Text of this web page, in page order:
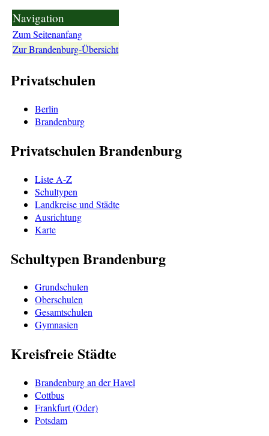
Navigation
Zum Seitenanfang
Zur Brandenburg-Übersicht
Privatschulen
Berlin
Brandenburg
Privatschulen Brandenburg
Liste A-Z
Schultypen
Landkreise und Städte
Ausrichtung
Karte
Schultypen Brandenburg
Grundschulen
Oberschulen
Gesamtschulen
Gymnasien
Kreisfreie Städte
Brandenburg an der Havel
Cottbus
Frankfurt (Oder)
Potsdam